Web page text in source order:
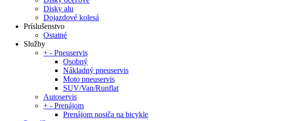
Disky alu
Dojazdové kolesá
Príslušenstvo
Ostatné
Služby
+ - Pneuservis
Osobný
Nákladný pneuservis
Moto pneuservis
SUV/Van/Runflat
Autoservis
+ - Prenájom
Prenájom nosiča na bicykle